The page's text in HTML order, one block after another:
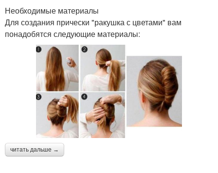
Необходимые материалы
Для создания прически "ракушка с цветами" вам
понадобятся следующие материалы:
читать дальше →